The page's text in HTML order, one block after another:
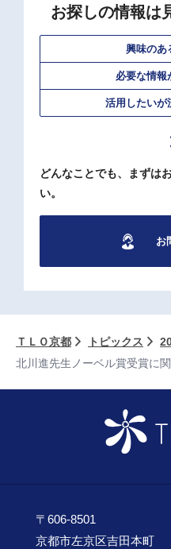
お探しの情報は
興味のあ
必要な情報
活用したいが
どんなことでも、まずは
い。
お
ＴＬＯ京都 トピックス
北川進先生ノーベル賞受賞に
〒606-8501
京都市左京区吉田本町